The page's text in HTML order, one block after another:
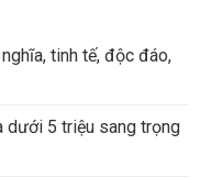
tinh tế, độc đáo,
dưới 5 triệu sang trọng